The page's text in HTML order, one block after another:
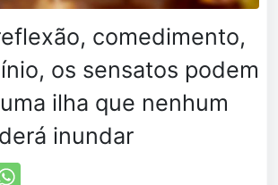
comedimento,
os sensatos podem
ilha que nenhum
inundar